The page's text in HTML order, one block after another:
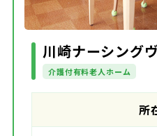
川崎ナーシング
介護付有料老人ホーム
所